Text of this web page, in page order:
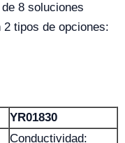
8 soluciones
tipos de opciones:
YR01830
Conductividad: